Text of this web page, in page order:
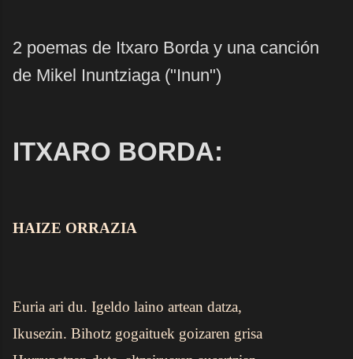
2 poemas de Itxaro Borda y una canción
de Mikel Inuntziaga ("Inun")
ITXARO BORDA:
HAIZE ORRAZIA
Euria ari du. Igeldo laino artean datza,
Ikusezin. Bihotz gogaituek goizaren grisa